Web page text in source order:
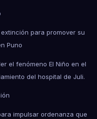
para promover su
Puno
el fenómeno El Niño en el
del hospital de Juli.
impulsar ordenanza que